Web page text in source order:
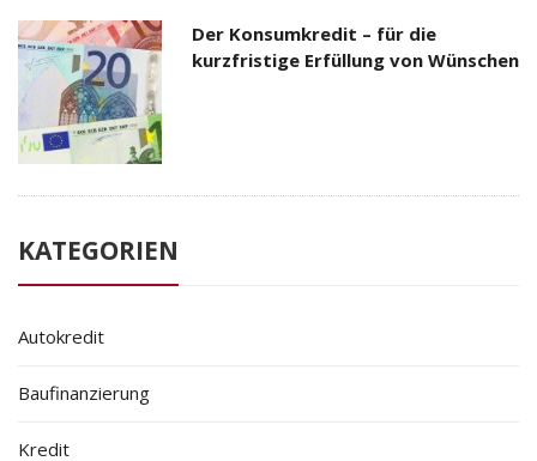
Der Konsumkredit – für die
kurzfristige Erfüllung von Wünschen
KATEGORIEN
Autokredit
Baufinanzierung
Kredit